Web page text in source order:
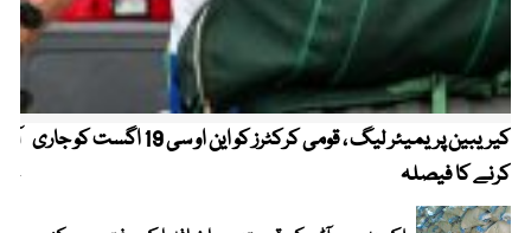
کیریبین پریمیئر لیگ ، قومی کرکٹرز کو این او سی 19 اگست کو جاری
کرنے کا فیصلہ